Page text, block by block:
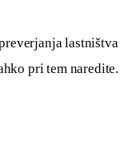
lastništva
pri tem naredite.